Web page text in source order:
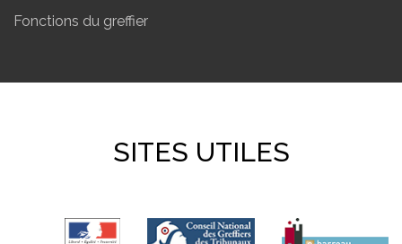
Fonctions du greffier
SITES UTILES